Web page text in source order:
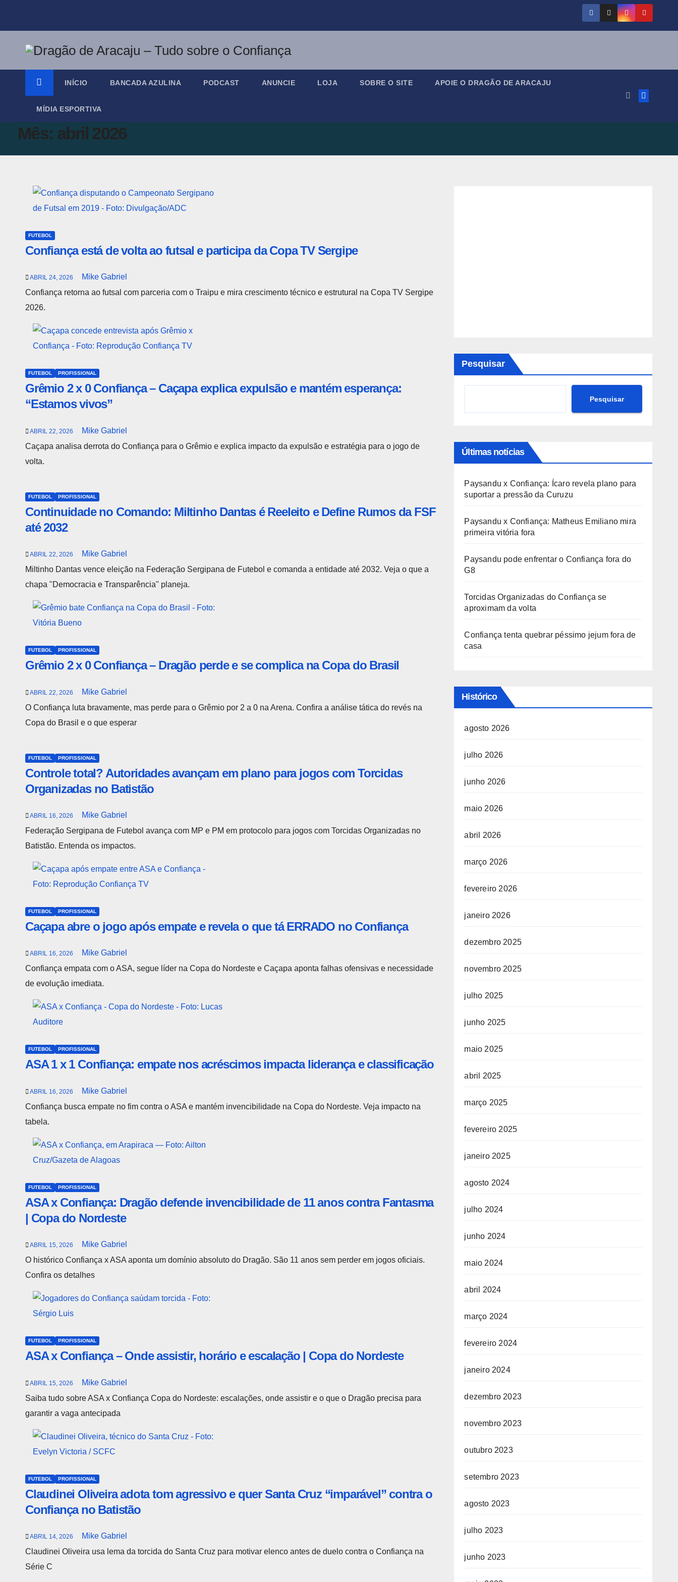
INÍCIO BANCADA AZULINA PODCAST ANUNCIE LOJA SOBRE O SITE APOIE O DRAGÃO DE ARACAJU
MÍDIA ESPORTIVA
Mês: abril 2026
FUTEBOL
Confiança está de volta ao futsal e participa da Copa TV Sergipe
ABRIL 24, 2026
Mike Gabriel
Confiança retorna ao futsal com parceria com o Traipu e mira crescimento técnico e estrutural na Copa TV Sergipe
2026.
FUTEBOL PROFISSIONAL
Grêmio 2 x 0 Confiança – Caçapa explica expulsão e mantém esperança:
“Estamos vivos”
ABRIL 22, 2026
Mike Gabriel
Caçapa analisa derrota do Confiança para o Grêmio e explica impacto da expulsão e estratégia para o jogo de
volta.
FUTEBOL PROFISSIONAL
Continuidade no Comando: Miltinho Dantas é Reeleito e Define Rumos da FSF
até 2032
ABRIL 22, 2026
Mike Gabriel
Miltinho Dantas vence eleição na Federação Sergipana de Futebol e comanda a entidade até 2032. Veja o que a
chapa "Democracia e Transparência" planeja.
FUTEBOL PROFISSIONAL
Grêmio 2 x 0 Confiança – Dragão perde e se complica na Copa do Brasil
ABRIL 22, 2026
Mike Gabriel
O Confiança luta bravamente, mas perde para o Grêmio por 2 a 0 na Arena. Confira a análise tática do revés na
Copa do Brasil e o que esperar
FUTEBOL PROFISSIONAL
Controle total? Autoridades avançam em plano para jogos com Torcidas
Organizadas no Batistão
ABRIL 16, 2026
Mike Gabriel
Federação Sergipana de Futebol avança com MP e PM em protocolo para jogos com Torcidas Organizadas no
Batistão. Entenda os impactos.
FUTEBOL PROFISSIONAL
Caçapa abre o jogo após empate e revela o que tá ERRADO no Confiança
ABRIL 16, 2026
Mike Gabriel
Confiança empata com o ASA, segue líder na Copa do Nordeste e Caçapa aponta falhas ofensivas e necessidade
de evolução imediata.
FUTEBOL PROFISSIONAL
ASA 1 x 1 Confiança: empate nos acréscimos impacta liderança e classificação
ABRIL 16, 2026
Mike Gabriel
Confiança busca empate no fim contra o ASA e mantém invencibilidade na Copa do Nordeste. Veja impacto na
tabela.
FUTEBOL PROFISSIONAL
ASA x Confiança: Dragão defende invencibilidade de 11 anos contra Fantasma
| Copa do Nordeste
ABRIL 15, 2026
Mike Gabriel
O histórico Confiança x ASA aponta um domínio absoluto do Dragão. São 11 anos sem perder em jogos oficiais.
Confira os detalhes
FUTEBOL PROFISSIONAL
ASA x Confiança – Onde assistir, horário e escalação | Copa do Nordeste
ABRIL 15, 2026
Mike Gabriel
Saiba tudo sobre ASA x Confiança Copa do Nordeste: escalações, onde assistir e o que o Dragão precisa para
garantir a vaga antecipada
FUTEBOL PROFISSIONAL
Claudinei Oliveira adota tom agressivo e quer Santa Cruz “imparável” contra o
Confiança no Batistão
ABRIL 14, 2026
Mike Gabriel
Claudinei Oliveira usa lema da torcida do Santa Cruz para motivar elenco antes de duelo contra o Confiança na
Série C
Pesquisar
Pesquisar
Últimas notícias
Paysandu x Confiança: Ícaro revela plano para
suportar a pressão da Curuzu
Paysandu x Confiança: Matheus Emiliano mira
primeira vitória fora
Paysandu pode enfrentar o Confiança fora do
G8
Torcidas Organizadas do Confiança se
aproximam da volta
Confiança tenta quebrar péssimo jejum fora de
casa
Histórico
agosto 2026
julho 2026
junho 2026
maio 2026
abril 2026
março 2026
fevereiro 2026
janeiro 2026
dezembro 2025
novembro 2025
julho 2025
junho 2025
maio 2025
abril 2025
março 2025
fevereiro 2025
janeiro 2025
agosto 2024
julho 2024
junho 2024
maio 2024
abril 2024
março 2024
fevereiro 2024
janeiro 2024
dezembro 2023
novembro 2023
outubro 2023
setembro 2023
agosto 2023
julho 2023
junho 2023